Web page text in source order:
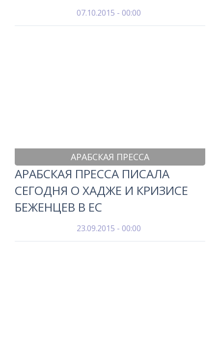
07.10.2015 - 00:00
АРАБСКАЯ ПРЕССА
АРАБСКАЯ ПРЕССА ПИСАЛА
СЕГОДНЯ О ХАДЖЕ И КРИЗИСЕ
БЕЖЕНЦЕВ В ЕС
23.09.2015 - 00:00